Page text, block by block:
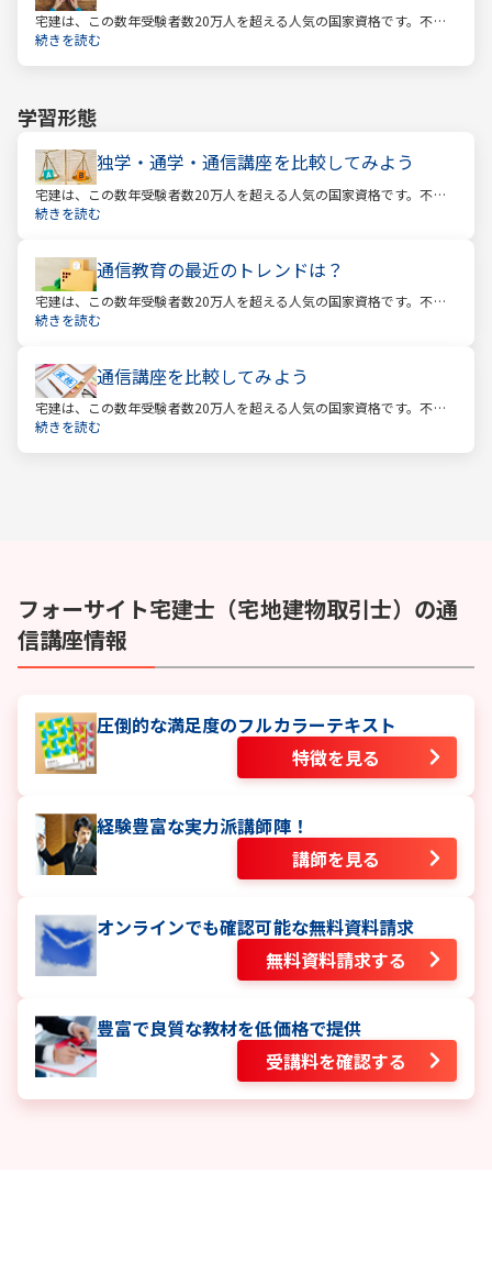
宅建は、この数年受験者数20万人を超える人気の国家資格です。不動
産業に携わる人をはじめ、他業種、学生、主婦まで、さまざまな方が
続きを読む
学習形態
独学・通学・通信講座を比較してみよう
宅建は、この数年受験者数20万人を超える人気の国家資格です。不動
産業に携わる人をはじめ、他業種、学生、主婦まで、さまざまな方が
続きを読む
通信教育の最近のトレンドは？
宅建は、この数年受験者数20万人を超える人気の国家資格です。不動
産業に携わる人をはじめ、他業種、学生、主婦まで、さまざまな方が
続きを読む
通信講座を比較してみよう
宅建は、この数年受験者数20万人を超える人気の国家資格です。不動
産業に携わる人をはじめ、他業種、学生、主婦まで、さまざまな方が
続きを読む
フォーサイト宅建士（宅地建物取引士） の通
信講座情報
圧倒的な満足度のフルカラーテキスト
特徴を見る
経験豊富な実力派講師陣！
講師を見る
オンラインでも確認可能な無料資料請求
無料資料請求する
豊富で良質な教材を低価格で提供
受講料を確認する